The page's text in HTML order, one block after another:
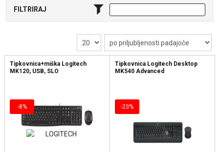
FILTRIRAJ
Tipkovnica+miška Logitech
MK120, USB, SLO
-8%
Tipkovnica Logitech Desktop
MK540 Advanced
-23%